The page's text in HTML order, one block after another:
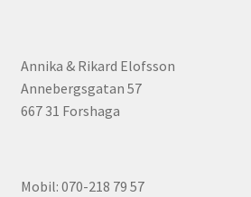
Annika & Rikard Elofsson
Annebergsgatan 57
667 31 Forshaga
Mobil: 070-218 79 57